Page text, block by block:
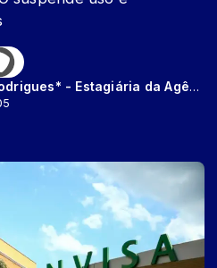
- Estagiária da Agência Brasil